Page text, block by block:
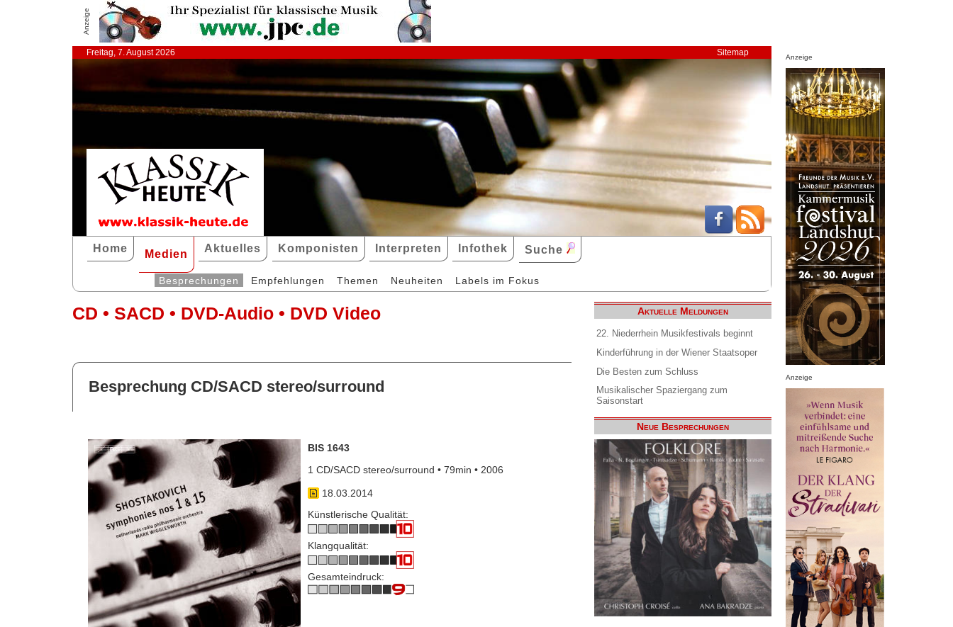
Anzeige
Freitag, 7. August 2026 Sitemap
Home Medien Aktuelles Komponisten Interpreten Infothek Suche
Besprechungen Empfehlungen Themen Neuheiten Labels im Fokus
CD • SACD • DVD-Audio • DVD Video
Besprechung CD/SACD stereo/surround
BIS 1643
1 CD/SACD stereo/surround • 79min • 2006
18.03.2014
Künstlerische Qualität:
Klangqualität:
Gesamteindruck:
Aktuelle Meldungen
22. Niederrhein Musikfestivals beginnt
Kinderführung in der Wiener Staatsoper
Die Besten zum Schluss
Musikalischer Spaziergang zum
Saisonstart
Neue Besprechungen
Anzeige
Anzeige